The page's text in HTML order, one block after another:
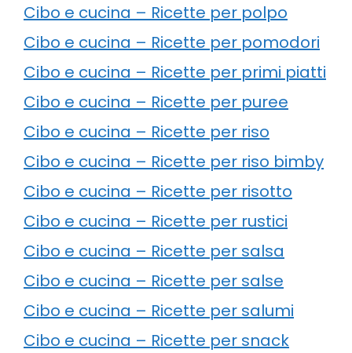
Cibo e cucina – Ricette per polpo
Cibo e cucina – Ricette per pomodori
Cibo e cucina – Ricette per primi piatti
Cibo e cucina – Ricette per puree
Cibo e cucina – Ricette per riso
Cibo e cucina – Ricette per riso bimby
Cibo e cucina – Ricette per risotto
Cibo e cucina – Ricette per rustici
Cibo e cucina – Ricette per salsa
Cibo e cucina – Ricette per salse
Cibo e cucina – Ricette per salumi
Cibo e cucina – Ricette per snack